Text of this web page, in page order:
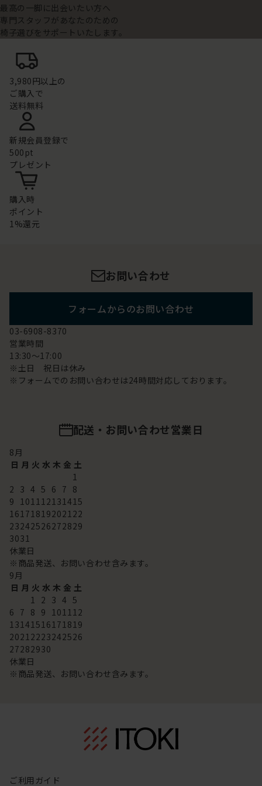
最高の一脚に出会いたい方へ
専門スタッフがあなたのための
椅子選びをサポートいたします。
3,980円以上の
ご購入で
送料無料
新規会員登録で
500pt
プレゼント
購入時
ポイント
1%還元
お問い合わせ
フォームからのお問い合わせ
03-6908-8370
営業時間
13:30～17:00
※土日 祝日は休み
※フォームでのお問い合わせは24時間対応しております。
配送・お問い合わせ営業日
8月
日 月 火 水 木 金 土
1
2 3 4 5 6 7 8
9 101112131415
16171819202122
23242526272829
3031
休業日
※商品発送、お問い合わせ含みます。
9月
日 月 火 水 木 金 土
1 2 3 4 5
6 7 8 9 101112
13141516171819
20212223242526
27282930
休業日
※商品発送、お問い合わせ含みます。
ご利用ガイド